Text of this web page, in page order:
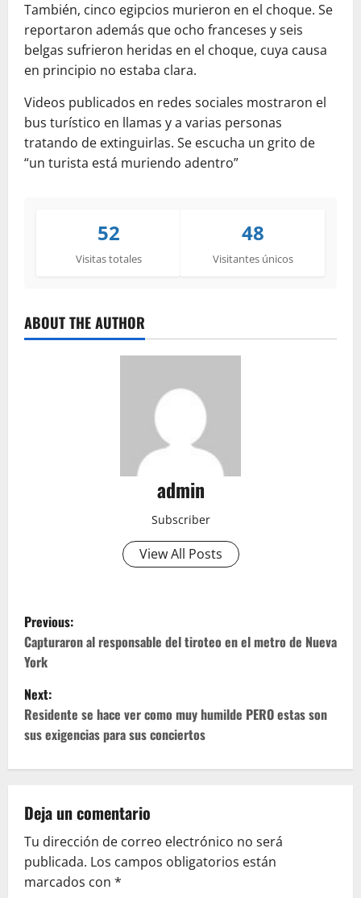
También, cinco egipcios murieron en el choque. Se
reportaron además que ocho franceses y seis
belgas sufrieron heridas en el choque, cuya causa
en principio no estaba clara.
Videos publicados en redes sociales mostraron el
bus turístico en llamas y a varias personas
tratando de extinguirlas. Se escucha un grito de
“un turista está muriendo adentro”
52
Visitas totales
48
Visitantes únicos
ABOUT THE AUTHOR
admin
Subscriber
View All Posts
P
o
s
t
n
v
i
g
Previous:
Capturaron al responsable del tiroteo en el metro de Nueva
York
Next:
Residente se hace ver como muy humilde PERO estas son
sus exigencias para sus conciertos
Deja un comentario
Tu dirección de correo electrónico no será
publicada. Los campos obligatorios están
marcados con *